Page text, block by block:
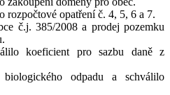
rozpočtové opatření č. 4, 5, 6 a 7.
č.j. 385/2008 a prodej pozemku
koeficient pro sazbu daně z
odpadu a schválilo